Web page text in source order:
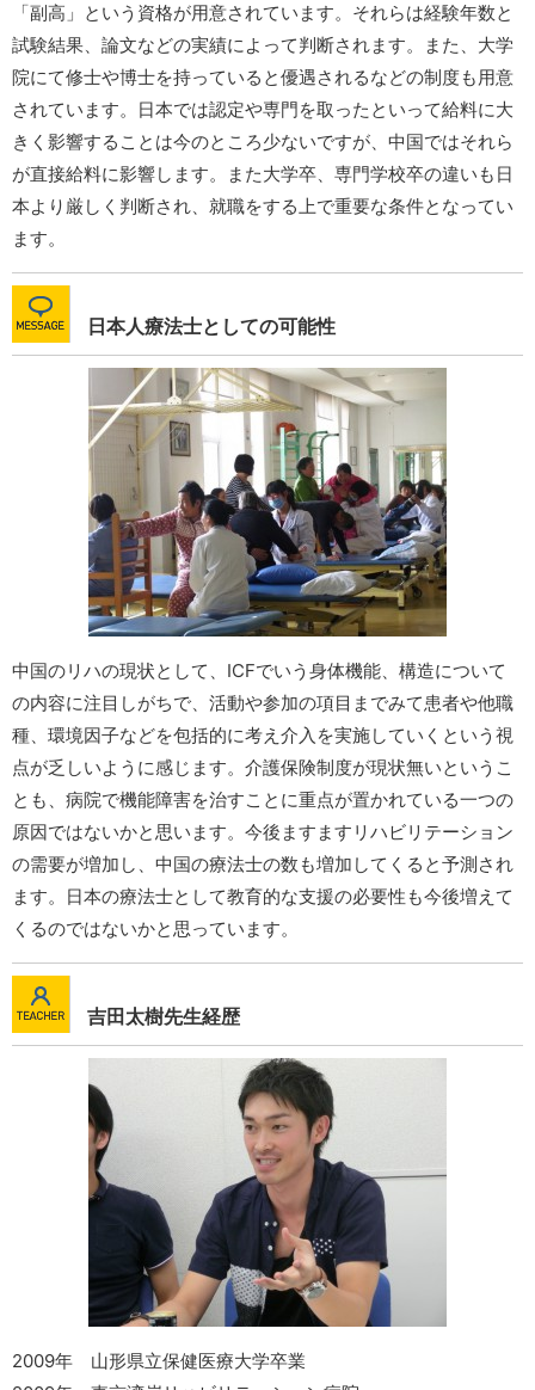
「副高」という資格が用意されています。それらは経験年数と
試験結果、論文などの実績によって判断されます。また、大学
院にて修士や博士を持っていると優遇されるなどの制度も用意
されています。日本では認定や専門を取ったといって給料に大
きく影響することは今のところ少ないですが、中国ではそれら
が直接給料に影響します。また大学卒、専門学校卒の違いも日
本より厳しく判断され、就職をする上で重要な条件となってい
ます。
日本人療法士としての可能性
中国のリハの現状として、ICFでいう身体機能、構造について
の内容に注目しがちで、活動や参加の項目までみて患者や他職
種、環境因子などを包括的に考え介入を実施していくという視
点が乏しいように感じます。介護保険制度が現状無いというこ
とも、病院で機能障害を治すことに重点が置かれている一つの
原因ではないかと思います。今後ますますリハビリテーション
の需要が増加し、中国の療法士の数も増加してくると予測され
ます。日本の療法士として教育的な支援の必要性も今後増えて
くるのではないかと思っています。
吉田太樹先生経歴
2009年 山形県立保健医療大学卒業